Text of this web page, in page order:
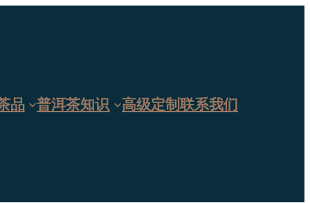
品 普洱茶知识 高级定制 联系我们